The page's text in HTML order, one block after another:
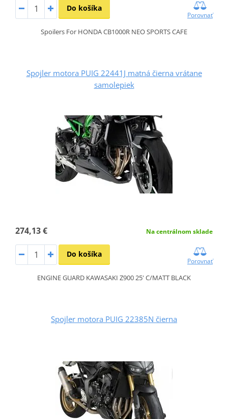
Do košíka
Porovnať
Spoilers For HONDA CB1000R NEO SPORTS CAFE
Spojler motora PUIG 22441J matná čierna vrátane
samolepiek
274,13 € Na centrálnom sklade
Do košíka
Porovnať
ENGINE GUARD KAWASAKI Z900 25' C/MATT BLACK
Spojler motora PUIG 22385N čierna